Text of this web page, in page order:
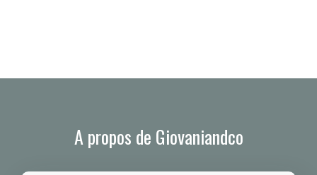
A propos de Giovaniandco